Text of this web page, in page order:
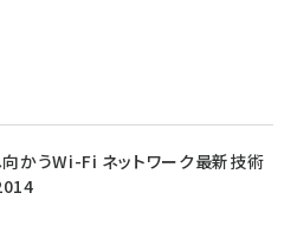
向かうWi-Fi ネットワーク最新技術